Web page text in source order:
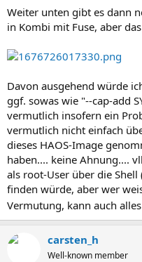
Weiter unten gibt es dann
in Kombi mit Fuse, aber
Davon ausgehend würde
ggf. sowas wie "--cap-add
vermutlich insofern ein
vermutlich nicht einfach
dieses HAOS-Image
haben.... keine Ahnung....
als root-User über die
finden würde, aber wer
Vermutung, kann auch
carsten_h
Well-known member